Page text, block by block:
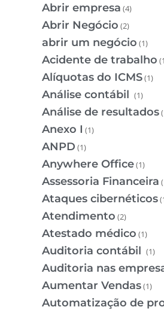
Abrir empresa (4)
Abrir Negócio (2)
abrir um negócio (1)
Acidente de trabalho
Alíquotas do ICMS(1)
Análise contábil (1)
Análise de resultados
Anexo I (1)
ANPD (1)
Anywhere Office(1)
Assessoria Financeira
Ataques cibernéticos
Atendimento (2)
Atestado médico (1)
Auditoria contábil (1)
Auditoria nas
Aumentar Vendas(1)
Automatização de